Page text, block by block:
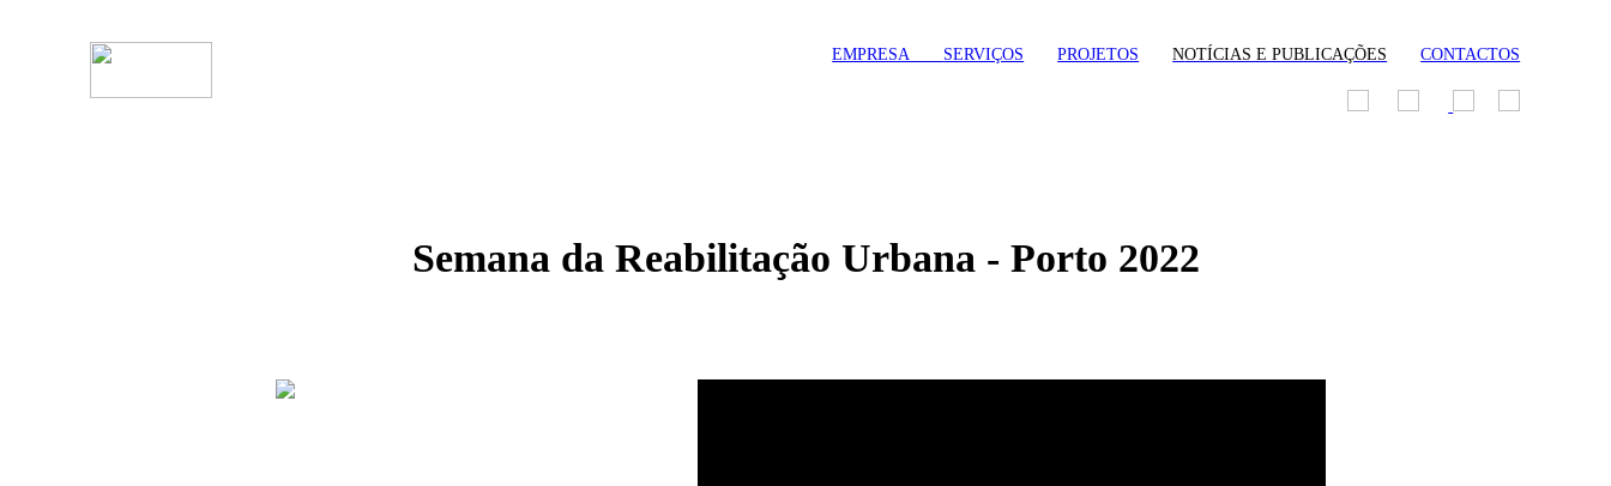
EMPRESA SERVIÇOS PROJETOS NOTÍCIAS E PUBLICAÇÕES CONTACTOS
Semana da Reabilitação Urbana - Porto 2022